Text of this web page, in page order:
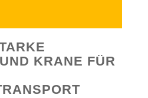
KRANE FÜR